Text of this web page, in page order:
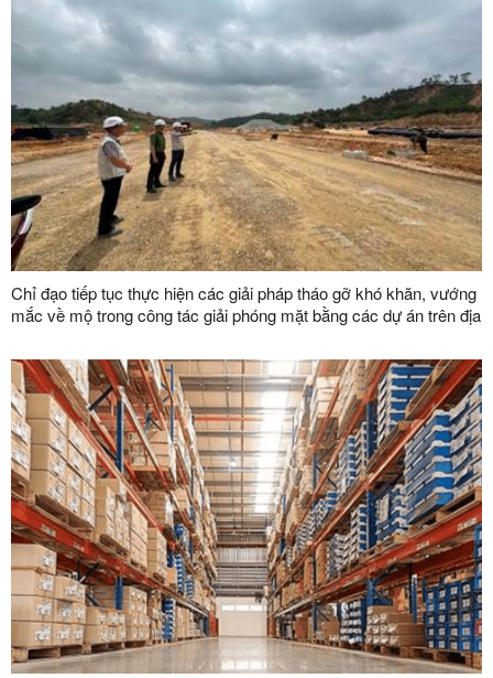
Chỉ đạo tiếp tục thực hiện các giải pháp tháo gỡ khó khăn, vướng
mắc về mộ trong công tác giải phóng mặt bằng các dự án trên địa